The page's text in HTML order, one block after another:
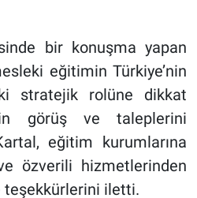
bir konuşma yapan
eğitimin Türkiye’nin
stratejik rolüne dikkat
görüş ve taleplerini
eğitim kurumlarına
özverili hizmetlerinden
teşekkürlerini iletti.